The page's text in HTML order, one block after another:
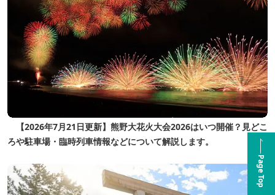
【2026年7月21日更新】熊野大花火大会2026はいつ開催？見どこ
ろや駐車場・臨時列車情報などについて解説します。
Page Top